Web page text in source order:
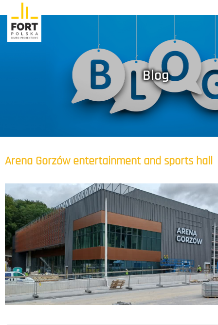
Blog
Arena Gorzów entertainment and sports hall